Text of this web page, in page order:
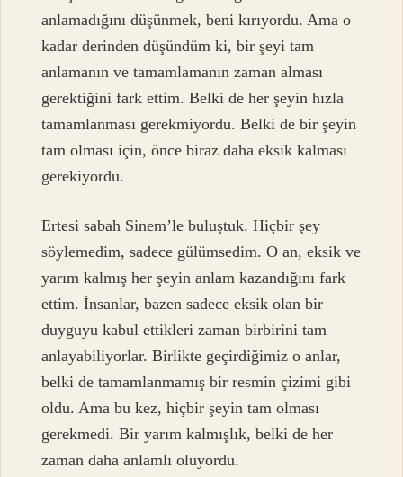
anlamadığını düşünmek, beni kırıyordu. Ama o
kadar derinden düşündüm ki, bir şeyi tam
anlamanın ve tamamlamanın zaman alması
gerektiğini fark ettim. Belki de her şeyin hızla
tamamlanması gerekmiyordu. Belki de bir şeyin
tam olması için, önce biraz daha eksik kalması
gerekiyordu.
Ertesi sabah Sinem’le buluştuk. Hiçbir şey
söylemedim, sadece gülümsedim. O an, eksik ve
yarım kalmış her şeyin anlam kazandığını fark
ettim. İnsanlar, bazen sadece eksik olan bir
duyguyu kabul ettikleri zaman birbirini tam
anlayabiliyorlar. Birlikte geçirdiğimiz o anlar,
belki de tamamlanmamış bir resmin çizimi gibi
oldu. Ama bu kez, hiçbir şeyin tam olması
gerekmedi. Bir yarım kalmışlık, belki de her
zaman daha anlamlı oluyordu.